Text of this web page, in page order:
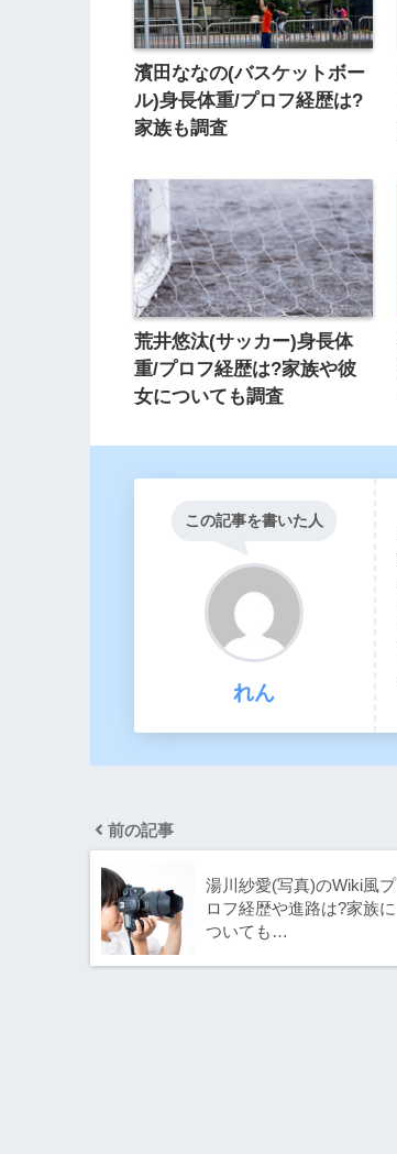
濱田ななの(バスケットボー
ル)身長体重/プロフ経歴は?
家族も調査
荒井悠汰(サッカー)身長体
重/プロフ経歴は?家族や彼
女についても調査
この記事を書いた人
れん
前の記事
湯川紗愛(写真)のWiki風プ
ロフ経歴や進路は?家族に
ついても…